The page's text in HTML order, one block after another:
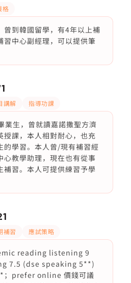
格
曾到韓國留學，有4年以上補
習中心副經理，可以提供筆
講解 指導功課
業生，曾就讀嘉諾撒聖方濟
授課，本人相對耐心，也充
的學習。本人曾/現有補習經
心教學助理，現在也有從事
補習。本人可提供練習予學
補習 應試策略
reading listening 9
7.5 (dse speaking 5**)
；prefer online 價錢可議